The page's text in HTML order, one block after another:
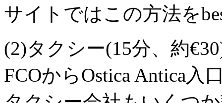
サイトではこの方法を
(2)タクシー(15分、約
FCOからOstica Antica